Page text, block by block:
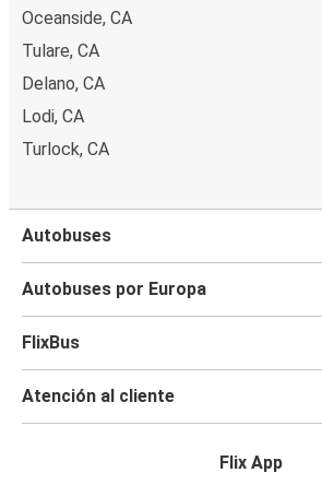
Oceanside, CA
Tulare, CA
Delano, CA
Lodi, CA
Turlock, CA
Autobuses
Autobuses por Europa
FlixBus
Atención al cliente
Flix App